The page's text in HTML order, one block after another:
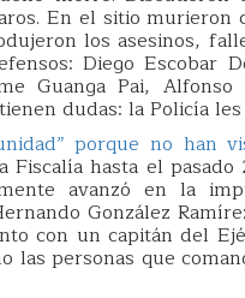
En el sitio murieron
los asesinos,
Diego Escobar
Guanga Pai,
dudas: la Policía
porque no han
hasta el pasado
avanzó en la
González
con un capitán del
las personas que